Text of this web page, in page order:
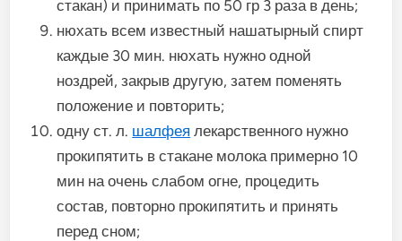
стакан) и принимать по 50 гр 3 раза в день;
нюхать всем известный нашатырный спирт
каждые 30 мин. нюхать нужно одной
ноздрей, закрыв другую, затем поменять
положение и повторить;
одну ст. л. шалфея лекарственного нужно
прокипятить в стакане молока примерно 10
мин на очень слабом огне, процедить
состав, повторно прокипятить и принять
перед сном;